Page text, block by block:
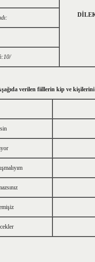
verilen fiillerin kip ve kişilerini